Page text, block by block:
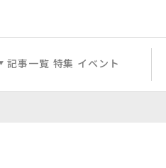
記事一覧 特集 イベント